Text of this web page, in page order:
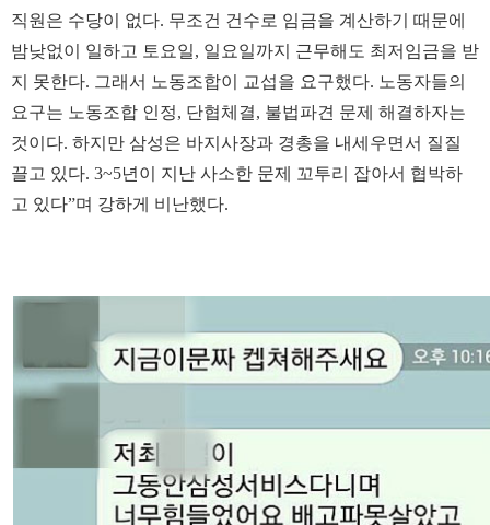
직원은 수당이 없다. 무조건 건수로 임금을 계산하기 때문에
밤낮없이 일하고 토요일, 일요일까지 근무해도 최저임금을 받
지 못한다. 그래서 노동조합이 교섭을 요구했다. 노동자들의
요구는 노동조합 인정, 단협체결, 불법파견 문제 해결하자는
것이다. 하지만 삼성은 바지사장과 경총을 내세우면서 질질
끌고 있다. 3~5년이 지난 사소한 문제 꼬투리 잡아서 협박하
고 있다”며 강하게 비난했다.